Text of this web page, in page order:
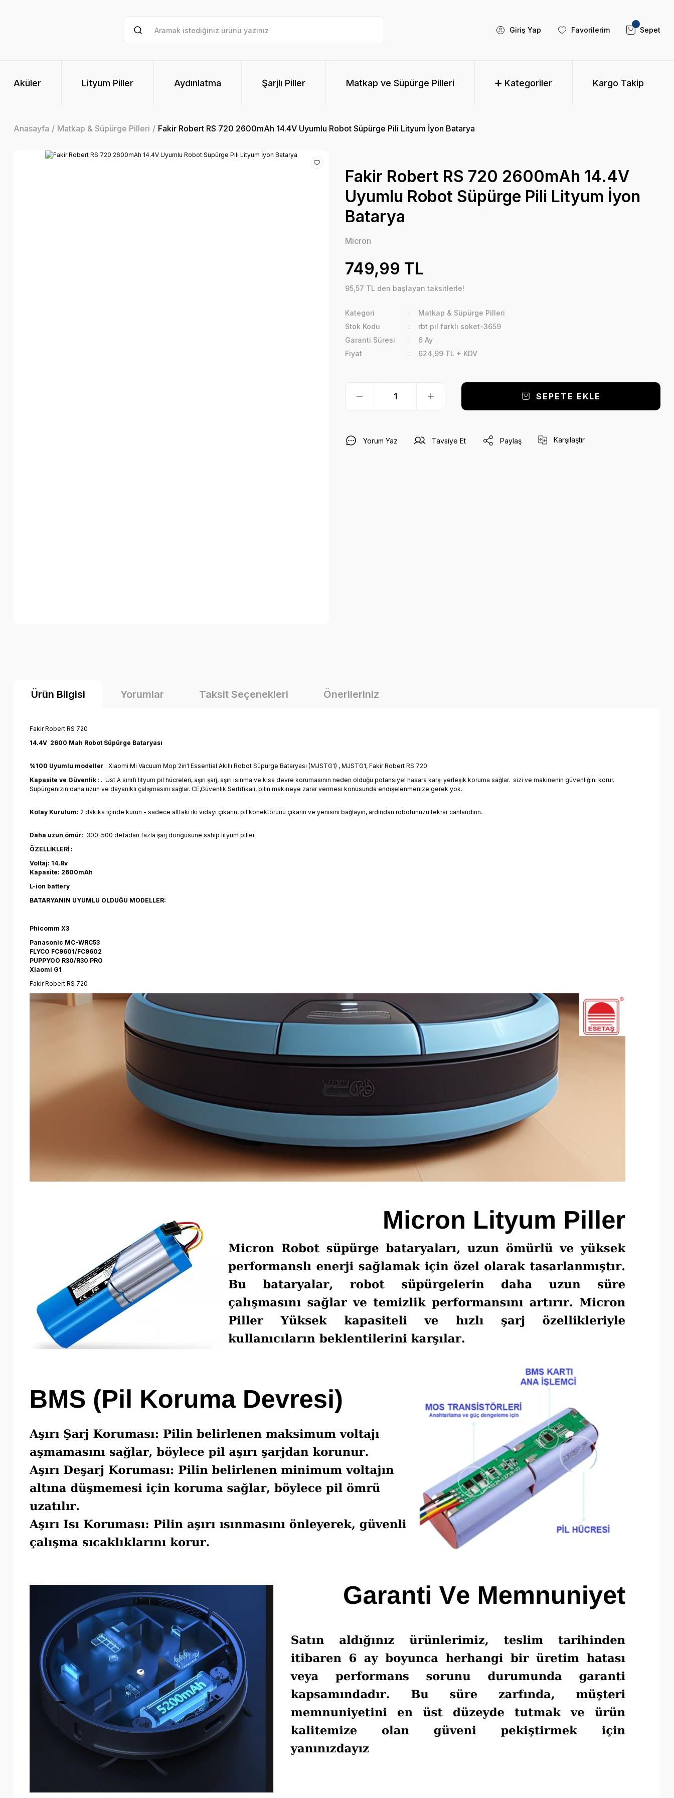
Giriş Yap Favorilerim Sepet
Aküler Lityum Piller Aydınlatma Şarjlı Piller Matkap ve Süpürge Pilleri ➕ Kategoriler Kargo Takip
Anasayfa Matkap & Süpürge Pilleri Fakir Robert RS 720 2600mAh 14.4V Uyumlu Robot Süpürge Pili Lityum İyon Batarya
Fakir Robert RS 720 2600mAh 14.4V
Uyumlu Robot Süpürge Pili Lityum İyon
Batarya
Micron
749,99 TL
95,57 TL den başlayan taksitlerle!
Kategori
Matkap & Süpürge Pilleri
Stok Kodu
rbt pil farklı soket-3659
Garanti Süresi
6 Ay
Fiyat
624,99 TL + KDV
SEPETE EKLE
Yorum Yaz Tavsiye Et Paylaş Karşılaştır
Ürün Bilgisi Yorumlar Taksit Seçenekleri Önerileriniz
Fakir Robert RS 720
14.4V 2600 Mah Robot Süpürge Bataryası
%100 Uyumlu modeller : Xiaomi Mi Vacuum Mop 2in1 Essential Akıllı Robot Süpürge Bataryası (MJSTG1) , MJSTG1, Fakir Robert RS 720
Kapasite ve Güvenlik : . Üst A sınıfı lityum pil hücreleri, aşırı şarj, aşırı ısınma ve kısa devre korumasının neden olduğu potansiyel hasara karşı yerleşik koruma sağlar. sizi ve makinenin güvenliğini korur.
Süpürgenizin daha uzun ve dayanıklı çalışmasını sağlar. CE,Güvenlik Sertifikalı, pilin makineye zarar vermesi konusunda endişelenmenize gerek yok.
Kolay Kurulum: 2 dakika içinde kurun - sadece alttaki iki vidayı çıkarın, pil konektörünü çıkarın ve yenisini bağlayın, ardından robotunuzu tekrar canlandırın.
Daha uzun ömür: 300-500 defadan fazla şarj döngüsüne sahip lityum piller.
ÖZELLİKLERİ :
Voltaj: 14.8v
Kapasite: 2600mAh
L-ion battery
BATARYANIN UYUMLU OLDUĞU MODELLER:
Phicomm X3
Panasonic MC-WRC53
FLYCO FC9601/FC9602
PUPPYOO R30/R30 PRO
Xiaomi G1
Fakir Robert RS 720